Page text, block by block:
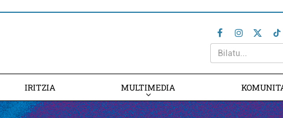
IRITZIA MULTIMEDIA